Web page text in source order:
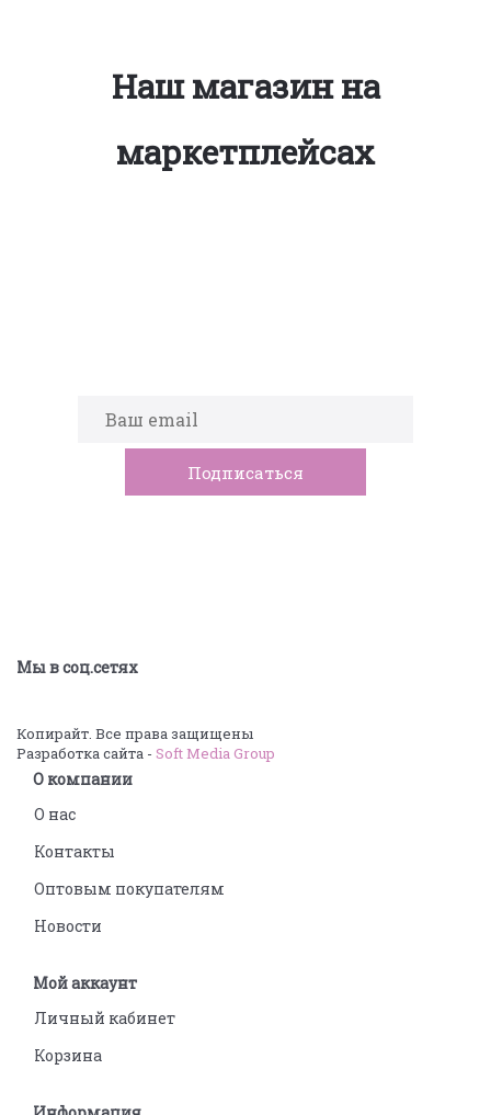
Наш магазин на
маркетплейсах
Мы в соц.сетях
Копирайт. Все права защищены
Разработка сайта - Soft Media Group
О компании
О нас
Контакты
Оптовым покупателям
Новости
Мой аккаунт
Личный кабинет
Корзина